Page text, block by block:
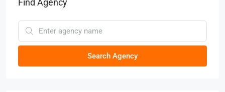
Find Agency
Search Agency